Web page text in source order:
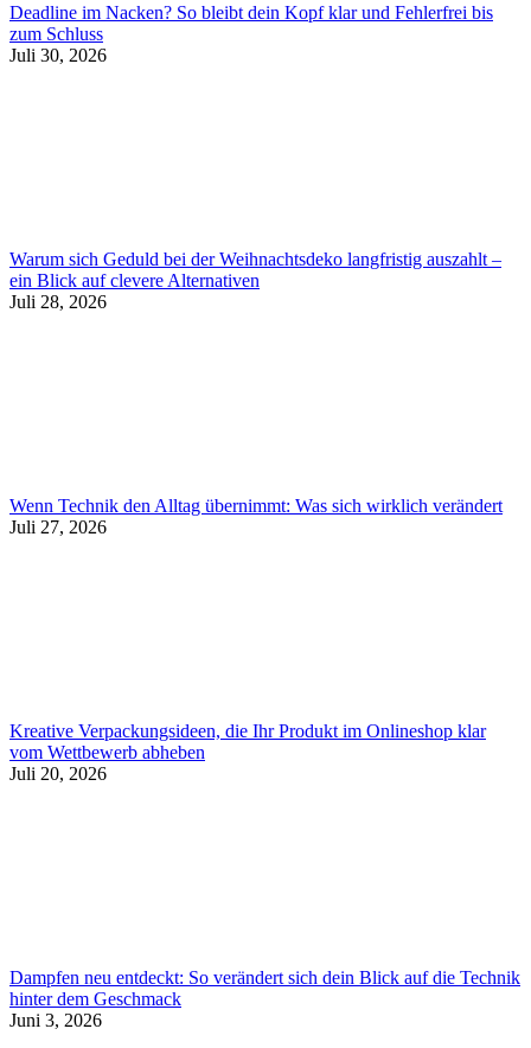
Deadline im Nacken? So bleibt dein Kopf klar und Fehlerfrei bis
zum Schluss
Juli 30, 2026
Warum sich Geduld bei der Weihnachtsdeko langfristig auszahlt –
ein Blick auf clevere Alternativen
Juli 28, 2026
Wenn Technik den Alltag übernimmt: Was sich wirklich verändert
Juli 27, 2026
Kreative Verpackungsideen, die Ihr Produkt im Onlineshop klar
vom Wettbewerb abheben
Juli 20, 2026
Dampfen neu entdeckt: So verändert sich dein Blick auf die Technik
hinter dem Geschmack
Juni 3, 2026